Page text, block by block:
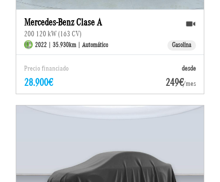
Mercedes-Benz Clase A
200 120 kW (163 CV)
2022 | 35.930km | Automático Gasolina
Precio financiado desde
28.900€ 249€/mes